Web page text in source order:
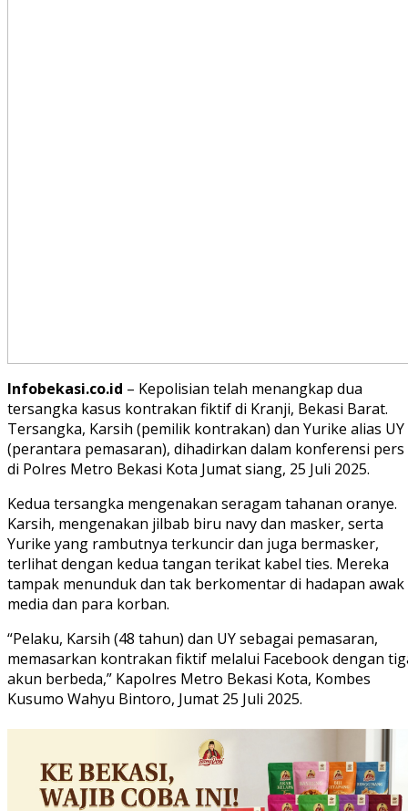
Infobekasi.co.id – Kepolisian telah menangkap dua
tersangka kasus kontrakan fiktif di Kranji, Bekasi Barat.
Tersangka, Karsih (pemilik kontrakan) dan Yurike alias UY
(perantara pemasaran), dihadirkan dalam konferensi pers
di Polres Metro Bekasi Kota Jumat siang, 25 Juli 2025.
Kedua tersangka mengenakan seragam tahanan oranye.
Karsih, mengenakan jilbab biru navy dan masker, serta
Yurike yang rambutnya terkuncir dan juga bermasker,
terlihat dengan kedua tangan terikat kabel ties. Mereka
tampak menunduk dan tak berkomentar di hadapan awak
media dan para korban.
“Pelaku, Karsih (48 tahun) dan UY sebagai pemasaran,
memasarkan kontrakan fiktif melalui Facebook dengan
akun berbeda,” Kapolres Metro Bekasi Kota, Kombes
Kusumo Wahyu Bintoro, Jumat 25 Juli 2025.